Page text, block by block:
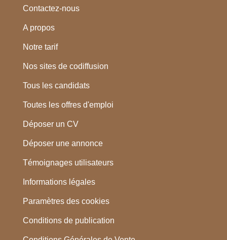
Contactez-nous
A propos
Notre tarif
Nos sites de codiffusion
Tous les candidats
Toutes les offres d'emploi
Déposer un CV
Déposer une annonce
Témoignages utilisateurs
Informations légales
Paramètres des cookies
Conditions de publication